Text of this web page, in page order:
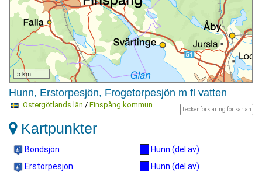
5 km
Hunn, Erstorpesjön, Frogetorpesjön m fl vatten
Teckenförklaring för kartan
Östergötlands län / Finspång kommun.
Kartpunkter
Bondsjön
Erstorpesjön
Hunn (del av)
Hunn (del av)